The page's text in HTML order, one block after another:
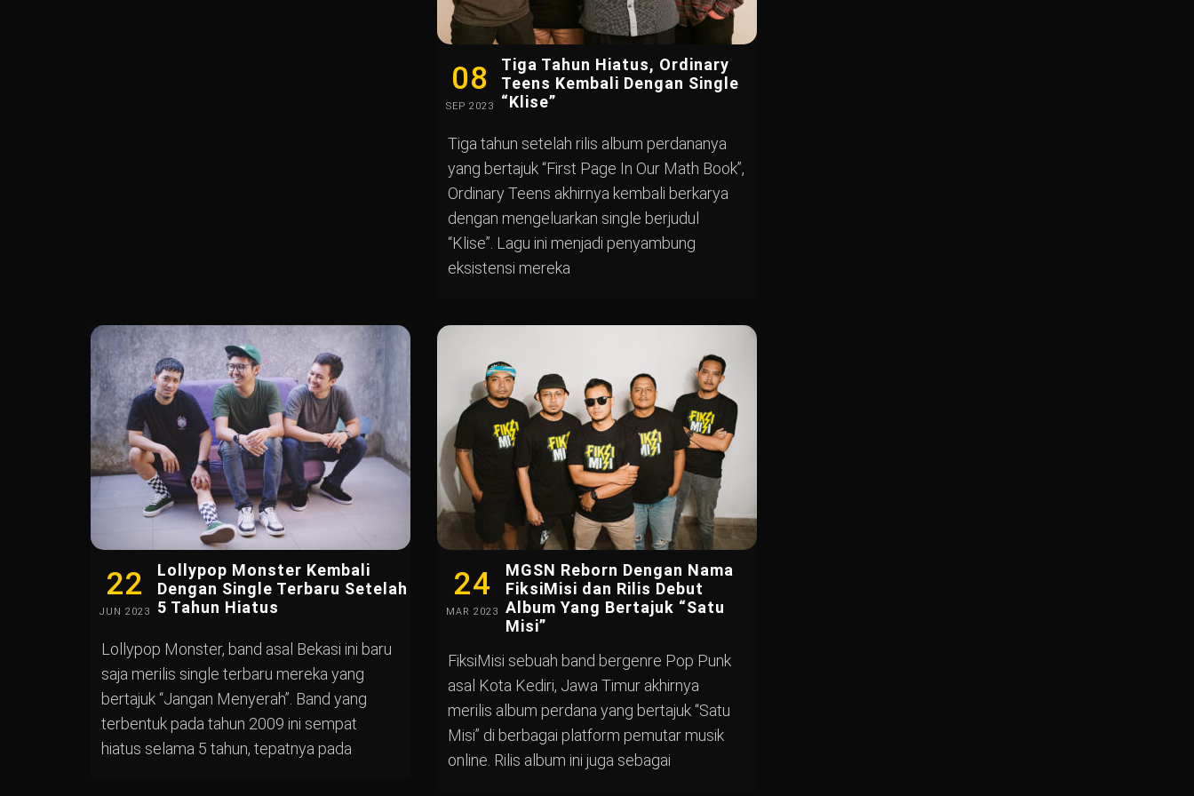
08
SEP 2023
Tiga Tahun Hiatus, Ordinary
Teens Kembali Dengan Single
“Klise”
Tiga tahun setelah rilis album perdananya
yang bertajuk “First Page In Our Math Book”,
Ordinary Teens akhirnya kembali berkarya
dengan mengeluarkan single berjudul
“Klise”. Lagu ini menjadi penyambung
eksistensi mereka
22
JUN 2023
Lollypop Monster Kembali
Dengan Single Terbaru Setelah
5 Tahun Hiatus
Lollypop Monster, band asal Bekasi ini baru
saja merilis single terbaru mereka yang
bertajuk “Jangan Menyerah”. Band yang
terbentuk pada tahun 2009 ini sempat
hiatus selama 5 tahun, tepatnya pada
24
MAR 2023
MGSN Reborn Dengan Nama
FiksiMisi dan Rilis Debut
Album Yang Bertajuk “Satu
Misi”
FiksiMisi sebuah band bergenre Pop Punk
asal Kota Kediri, Jawa Timur akhirnya
merilis album perdana yang bertajuk “Satu
Misi” di berbagai platform pemutar musik
online. Rilis album ini juga sebagai